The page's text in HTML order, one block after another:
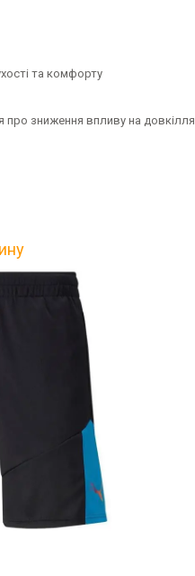
та комфорту
про зниження впливу на довкілля